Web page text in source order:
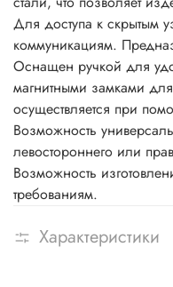
Для доступа к скрытым
коммуникациям.
Оснащен ручкой для
магнитными замками
осуществляется при
Возможность
левостороннего или
Возможность
требованиям.
Характеристики